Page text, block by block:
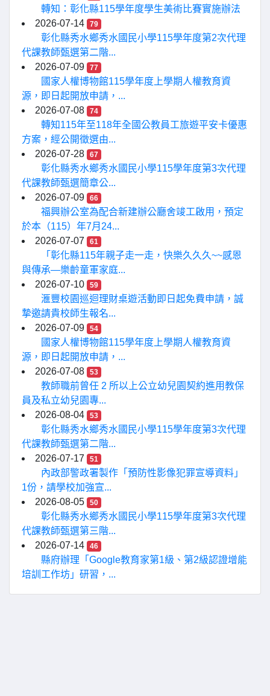
轉知：彰化縣115學年度學生美術比賽實施辦法
2026-07-14
79
彰化縣秀水鄉秀水國民小學115學年度第2次代理
代課教師甄選第二階...
2026-07-09
77
國家人權博物館115學年度上學期人權教育資
源，即日起開放申請，...
2026-07-08
74
轉知115年至118年全國公教員工旅遊平安卡優惠
方案，經公開徵選由...
2026-07-28
67
彰化縣秀水鄉秀水國民小學115學年度第3次代理
代課教師甄選簡章公...
2026-07-09
66
福興辦公室為配合新建辦公廳舍竣工啟用，預定
於本（115）年7月24...
2026-07-07
61
「彰化縣115年親子走一走，快樂久久久~~感恩
與傳承—樂齡童軍家庭...
2026-07-10
59
滙豐校園巡迴理財桌遊活動即日起免費申請，誠
摯邀請貴校師生報名...
2026-07-09
54
國家人權博物館115學年度上學期人權教育資
源，即日起開放申請，...
2026-07-08
53
教師職前曾任 2 所以上公立幼兒園契約進用教保
員及私立幼兒園專...
2026-08-04
53
彰化縣秀水鄉秀水國民小學115學年度第3次代理
代課教師甄選第二階...
2026-07-17
51
內政部警政署製作「預防性影像犯罪宣導資料」
1份，請學校加強宣...
2026-08-05
50
彰化縣秀水鄉秀水國民小學115學年度第3次代理
代課教師甄選第三階...
2026-07-14
46
縣府辦理「Google教育家第1級、第2級認證增能
培訓工作坊」研習，...